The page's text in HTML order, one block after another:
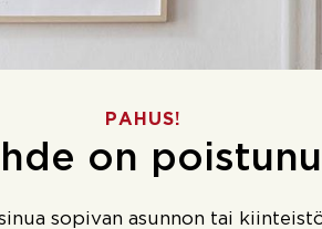
PAHUS!
on
sopivan asunnon tai